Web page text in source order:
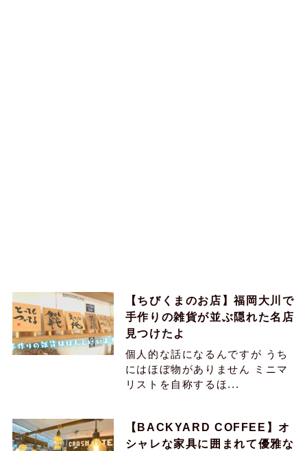
【ちびくまのお店】福岡大川で
手作りの雑貨が並ぶ隠れた名店
見つけたよ
個人的な話になるんですが うち
にはほぼ物がありません ミニマ
リストを自称するほ...
【BACKYARD COFFEE】オ
シャレな家具に囲まれて優雅な